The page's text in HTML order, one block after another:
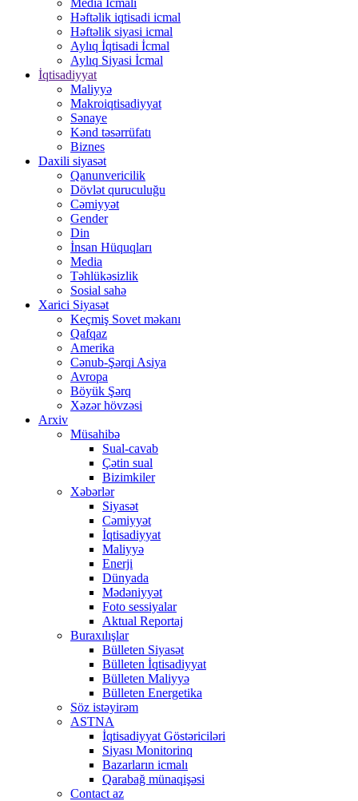
Media İcmalı
Həftəlik iqtisadi icmal
Həftəlik siyasi icmal
Aylıq İqtisadi İcmal
Aylıq Siyasi İcmal
İqtisadiyyat
Maliyyə
Makroiqtisadiyyat
Sənaye
Kənd təsərrüfatı
Biznes
Daxili siyasət
Qanunvericilik
Dövlət quruculuğu
Cəmiyyət
Gender
Din
İnsan Hüquqları
Media
Təhlükəsizlik
Sosial sahə
Xarici Siyasət
Keçmiş Sovet məkanı
Qafqaz
Amerika
Cənub-Şərqi Asiya
Avropa
Böyük Şərq
Xəzər hövzəsi
Arxiv
Müsahibə
Sual-cavab
Çətin sual
Bizimkiler
Xəbərlər
Siyasət
Cəmiyyət
İqtisadiyyat
Maliyyə
Enerji
Dünyada
Mədəniyyət
Foto sessiyalar
Aktual Reportaj
Buraxılışlar
Bülleten Siyasət
Bülleten İqtisadiyyat
Bülleten Maliyyə
Bülleten Energetika
Söz istəyirəm
ASTNA
İqtisadiyyat Göstəriciləri
Siyası Monitorinq
Bazarların icmalı
Qarabağ münaqişəsi
Contact az